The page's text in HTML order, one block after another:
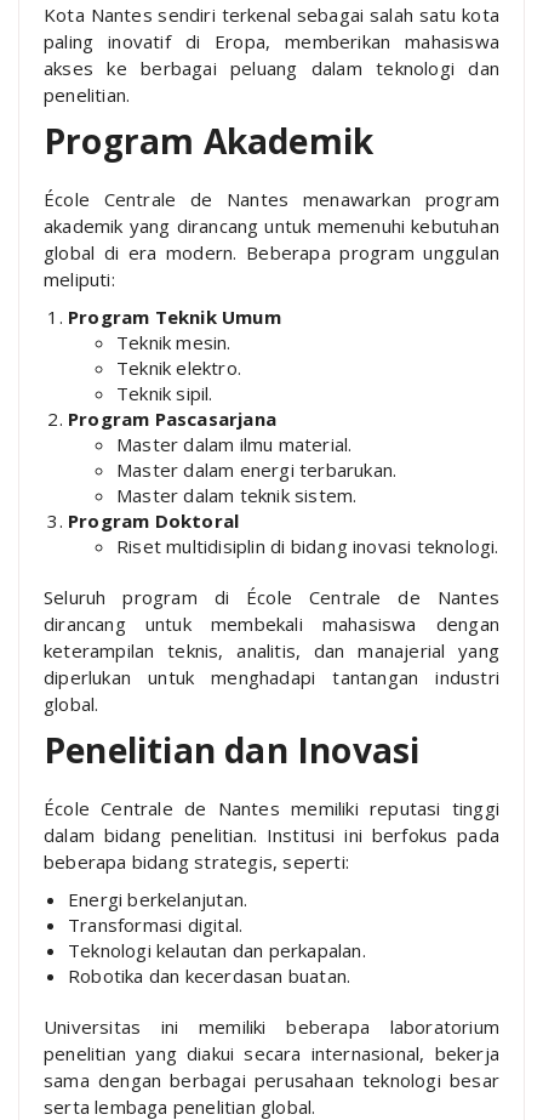
Kota Nantes sendiri terkenal sebagai salah satu kota
paling inovatif di Eropa, memberikan mahasiswa
akses ke berbagai peluang dalam teknologi dan
penelitian.
Program Akademik
École Centrale de Nantes menawarkan program
akademik yang dirancang untuk memenuhi kebutuhan
global di era modern. Beberapa program unggulan
meliputi:
Program Teknik Umum
Teknik mesin.
Teknik elektro.
Teknik sipil.
Program Pascasarjana
Master dalam ilmu material.
Master dalam energi terbarukan.
Master dalam teknik sistem.
Program Doktoral
Riset multidisiplin di bidang inovasi teknologi.
Seluruh program di École Centrale de Nantes
dirancang untuk membekali mahasiswa dengan
keterampilan teknis, analitis, dan manajerial yang
diperlukan untuk menghadapi tantangan industri
global.
Penelitian dan Inovasi
École Centrale de Nantes memiliki reputasi tinggi
dalam bidang penelitian. Institusi ini berfokus pada
beberapa bidang strategis, seperti:
Energi berkelanjutan.
Transformasi digital.
Teknologi kelautan dan perkapalan.
Robotika dan kecerdasan buatan.
Universitas ini memiliki beberapa laboratorium
penelitian yang diakui secara internasional, bekerja
sama dengan berbagai perusahaan teknologi besar
serta lembaga penelitian global.